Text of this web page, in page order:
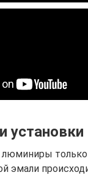
установки
эмали